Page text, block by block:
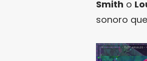
Smith o
sonoro